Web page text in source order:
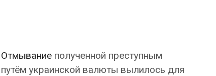
Отмываниеполученной преступным
путём украинской валюты вылилось для